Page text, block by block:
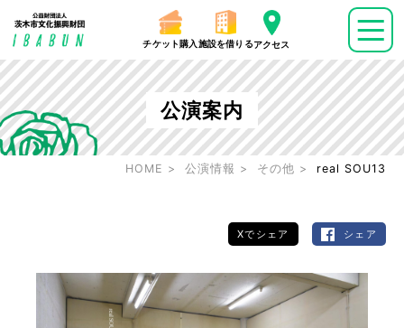
チケット購入 施設を借りるアクセス
公演案内
HOME 公演情報 その他 real SOU13
Xでシェア シェア